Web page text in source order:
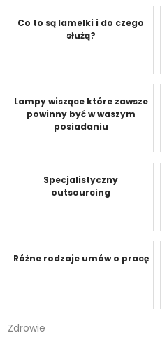
Co to są lamelki i do czego
służą?
Lampy wiszące które zawsze
powinny być w waszym
posiadaniu
Specjalistyczny
outsourcing
Różne rodzaje umów o pracę
Zdrowie